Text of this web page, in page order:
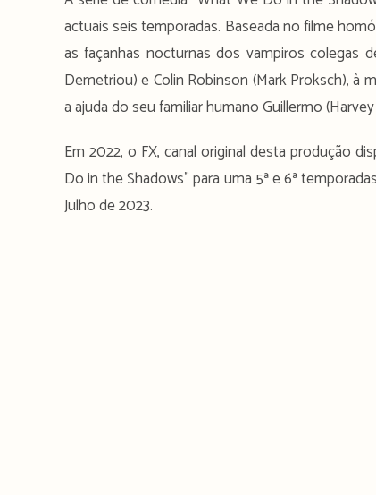
actuais seis temporadas. Baseada no filme
as façanhas nocturnas dos vampiros colegas
Demetriou) e Colin Robinson (Mark Proksch),
a ajuda do seu familiar humano Guillermo
Em 2022, o FX, canal original desta produção
Do in the Shadows” para uma 5ª e 6ª
Julho de 2023.